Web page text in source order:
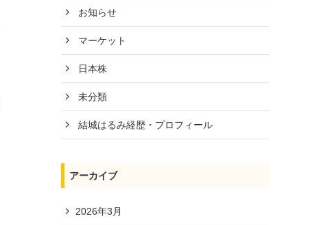
お知らせ
マーケット
日本株
未分類
結城はるみ経歴・プロフィール
アーカイブ
2026年3月